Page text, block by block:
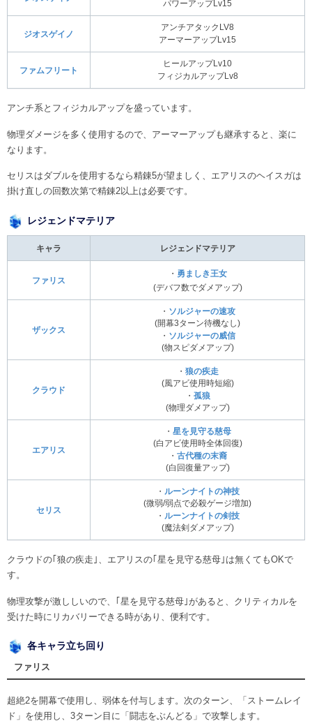
パワーアップLv15
ジオスゲイノ
アンチアタックLV8
アーマーアップLv15
ファムフリート
ヒールアップLv10
フィジカルアップLv8
アンチ系とフィジカルアップを盛っています。
物理ダメージを多く使用するので、アーマーアップも継承すると、楽に
なります。
セリスはダブルを使用するなら精錬5が望ましく、エアリスのヘイスガは
掛け直しの回数次第で精錬2以上は必要です。
レジェンドマテリア
キャラ レジェンドマテリア
ファリス
・ 勇ましき王女
(デバフ数でダメアップ)
ザックス
・ ソルジャーの速攻
(開幕3ターン待機なし)
・ ソルジャーの威信
(物スピダメアップ)
クラウド
・ 狼の疾走
(風アビ使用時短縮)
・ 孤狼
(物理ダメアップ)
エアリス
・ 星を見守る慈母
(白アビ使用時全体回復)
・ 古代種の末裔
(白回復量アップ)
セリス
・ ルーンナイトの神技
(微弱/弱点で必殺ゲージ増加)
・ ルーンナイトの剣技
(魔法剣ダメアップ)
クラウドの｢狼の疾走｣、エアリスの｢星を見守る慈母｣は無くてもOKで
す。
物理攻撃が激ししいので、｢星を見守る慈母｣があると、クリティカルを
受けた時にリカバリーできる時があり、便利です。
各キャラ立ち回り
ファリス
超絶2を開幕で使用し、弱体を付与します。次のターン、「ストームレイ
ド」を使用し、3ターン目に「闘志をぶんどる」で攻撃します。